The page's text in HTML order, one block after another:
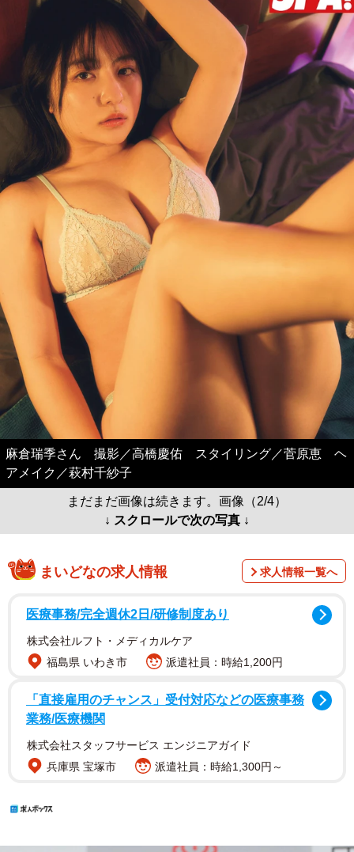
麻倉瑞季さん 撮影／高橋慶佑 スタイリング／菅原恵 ヘ
アメイク／萩村千紗子
まだまだ画像は続きます。画像（2/4）
↓ スクロールで次の写真 ↓
まいどなの求人情報 求人情報一覧へ
医療事務/完全週休2日/研修制度あり
株式会社ルフト・メディカルケア
福島県 いわき市
派遣社員：時給1,200円
「直接雇用のチャンス」受付対応などの医療事務
業務/医療機関
株式会社スタッフサービス エンジニアガイド
兵庫県 宝塚市
派遣社員：時給1,300円～